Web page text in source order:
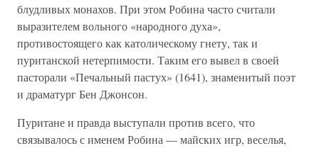
блудливых монахов. При этом Робина часто считали
выразителем вольного «народного духа»,
противостоящего как католическому гнету, так и
пуританской нетерпимости. Таким его вывел в своей
пасторали «Печальный пастух» (1641), знаменитый поэт
и драматург Бен Джонсон.
Пуритане и правда выступали против всего, что
связывалось с именем Робина — майских игр, веселья,